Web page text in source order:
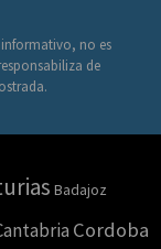
informativo, no es
de
Badajoz
Cordoba